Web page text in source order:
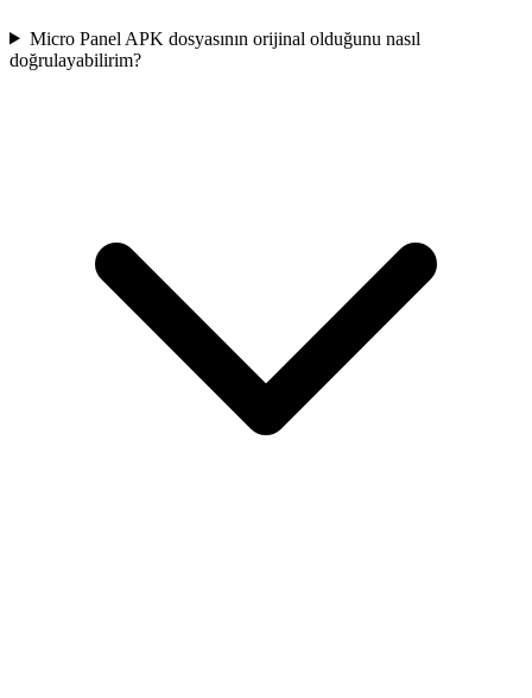
Micro Panel APK dosyasının orijinal olduğunu nasıl
doğrulayabilirim?